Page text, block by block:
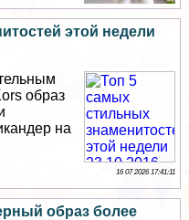
этой недели
образ
на
16 07 2026 17:41:11
образ более